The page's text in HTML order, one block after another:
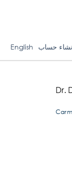
حساب English
Dr.
9320